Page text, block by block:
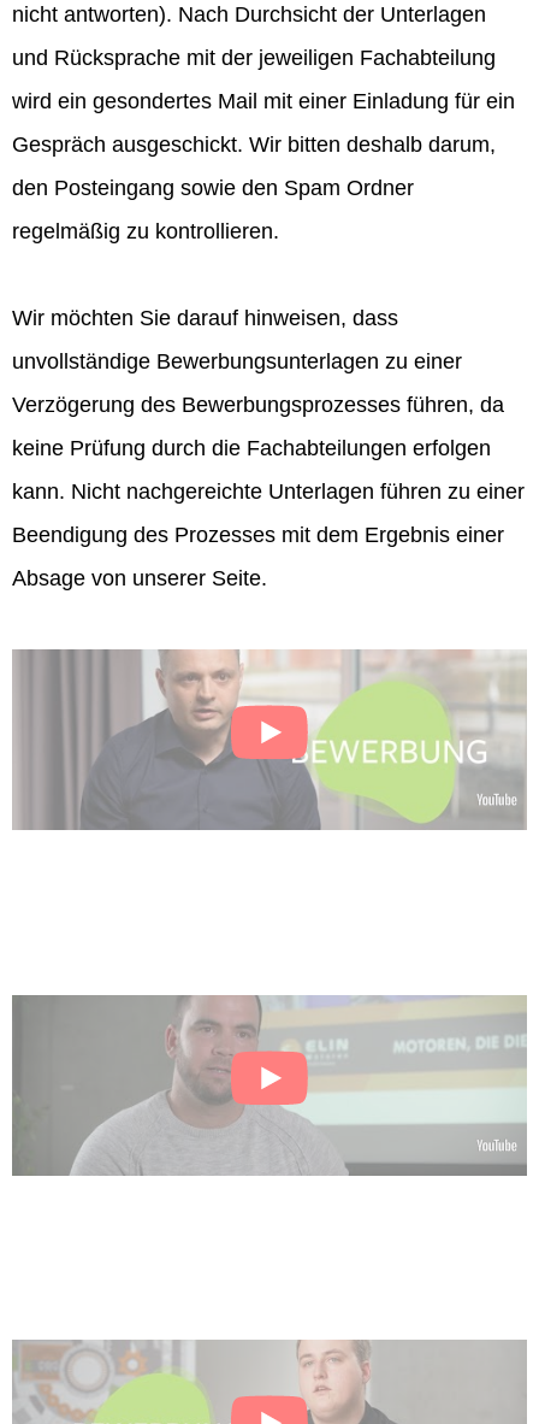
nicht antworten). Nach Durchsicht der Unterlagen
und Rücksprache mit der jeweiligen Fachabteilung
wird ein gesondertes Mail mit einer Einladung für ein
Gespräch ausgeschickt. Wir bitten deshalb darum,
den Posteingang sowie den Spam Ordner
regelmäßig zu kontrollieren.
Wir möchten Sie darauf hinweisen, dass
unvollständige Bewerbungsunterlagen zu einer
Verzögerung des Bewerbungsprozesses führen, da
keine Prüfung durch die Fachabteilungen erfolgen
kann. Nicht nachgereichte Unterlagen führen zu einer
Beendigung des Prozesses mit dem Ergebnis einer
Absage von unserer Seite.